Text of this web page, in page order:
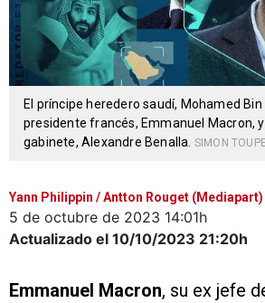
El príncipe heredero saudí, Mohamed Bin
presidente francés, Emmanuel Macron,
gabinete, Alexandre Benalla. SIMON
Yann Philippin / Antton Rouget (Mediapart)
5 de octubre de 2023 14:01h
Actualizado el 10/10/2023 21:20h
Emmanuel Macron, su ex jefe